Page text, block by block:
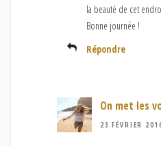
la beauté de cet
Bonne journée !
Répondre
On met les
23 FÉVRIER